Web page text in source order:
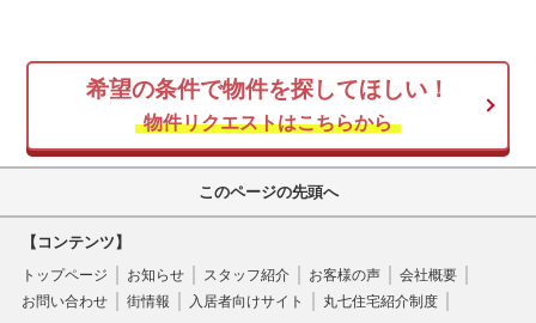
希望の条件で物件を探してほしい！
物件リクエストはこちらから
このページの先頭へ
【コンテンツ】
トップページ お知らせ スタッフ紹介 お客様の声
会社概要
お問い合わせ
街情報 入居者向けサイト 丸七住宅紹介制度